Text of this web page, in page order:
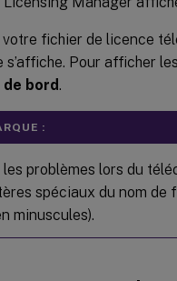
fichier de licence
s’affiche. Pour afficher
de bord .
:
problèmes lors du
spéciaux du nom de
minuscules).